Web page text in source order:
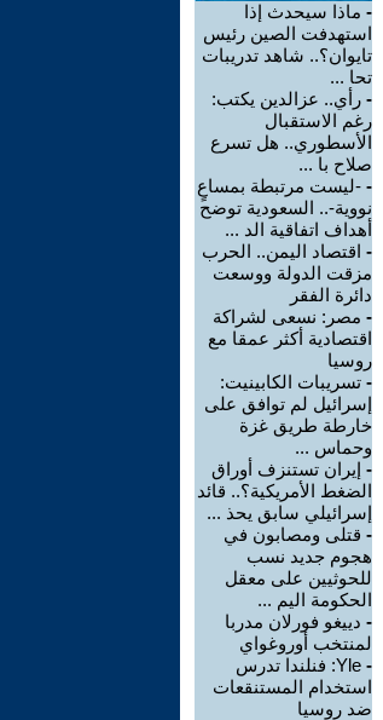
- ماذا سيحدث إذا
استهدفت الصين رئيس
تايوان؟.. شاهد تدريبات
تحا ...
- رأي.. عزالدين يكتب:
رغم الاستقبال
الأسطوري.. هل تسرع
صلاح با ...
- -ليست مرتبطة بمساعٍ
نووية-.. السعودية توضح
أهداف اتفاقية الد ...
- اقتصاد اليمن.. الحرب
مزقت الدولة ووسعت
دائرة الفقر
- مصر: نسعى لشراكة
اقتصادية أكثر عمقا مع
روسيا
- تسريبات الكابينيت:
إسرائيل لم توافق على
خارطة طريق غزة
وحماس ...
- إيران تستنزف أوراق
الضغط الأمريكية؟.. قائد
إسرائيلي سابق يحذ ...
- قتلى ومصابون في
هجوم جديد نسب
للحوثيين على معقل
الحكومة اليم ...
- دييغو فورلان مدربا
لمنتخب أوروغواي
-
Yle: فنلندا تدرس
استخدام المستنقعات
ضد روسيا